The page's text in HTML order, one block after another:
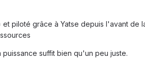
piloté grâce à Yatse depuis l'avant de
suffit bien qu'un peu juste.